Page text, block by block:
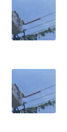
WN
KALTARA
KALSEL
WN
KALTIM